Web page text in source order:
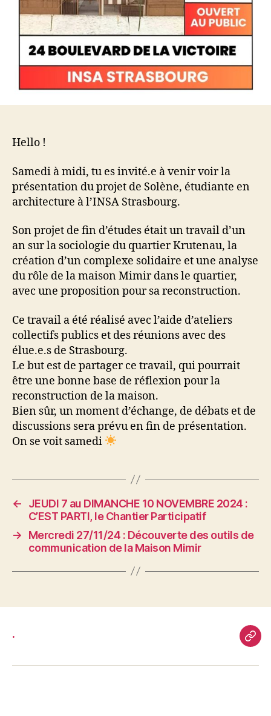
Hello !
Samedi à midi, tu es invité.e à venir voir la
présentation du projet de Solène, étudiante en
architecture à l’INSA Strasbourg.
Son projet de fin d’études était un travail d’un
an sur la sociologie du quartier Krutenau, la
création d’un complexe solidaire et une analyse
du rôle de la maison Mimir dans le quartier,
avec une proposition pour sa reconstruction.
Ce travail a été réalisé avec l’aide d’ateliers
collectifs publics et des réunions avec des
élue.e.s de Strasbourg.
Le but est de partager ce travail, qui pourrait
être une bonne base de réflexion pour la
reconstruction de la maison.
Bien sûr, un moment d’échange, de débats et de
discussions sera prévu en fin de présentation.
On se voit samedi
←
JEUDI 7 au DIMANCHE 10 NOVEMBRE 2024 :
C’EST PARTI, le Chantier Participatif
→
Mercredi 27/11/24 : Découverte des outils de
communication de la Maison Mimir
.
.